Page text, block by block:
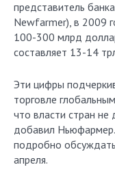
представитель
Newfarmer), в 2009
100-300 млрд
составляет 13-14
Эти цифры
торговле
что власти стран
добавил
подробно
апреля.